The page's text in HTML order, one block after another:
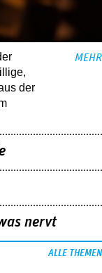
der
MEHR
nervt
ALLE THEMEN